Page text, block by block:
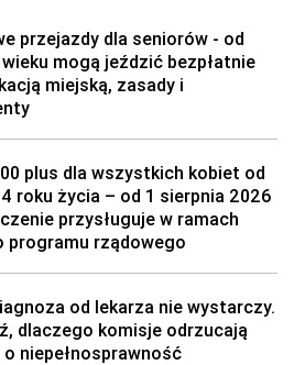
przejazdy dla seniorów - od
mogą jeździć bezpłatnie
miejską, zasady i
plus dla wszystkich kobiet od
roku życia – od 1 sierpnia 2026
przysługuje w ramach
programu rządowego
od lekarza nie wystarczy.
dlaczego komisje odrzucają
niepełnosprawność